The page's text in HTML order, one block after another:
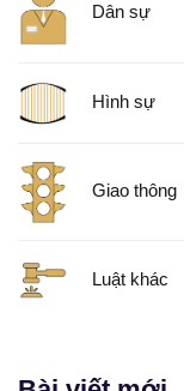
Dân sự
Hình sự
Giao thông
Luật khác